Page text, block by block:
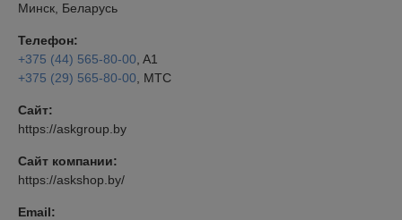
Минск, Беларусь
Телефон:
+375 (44) 565-80-00 , A1
+375 (29) 565-80-00 , МТС
Сайт:
https://askgroup.by
Сайт компании:
https://askshop.by/
Email: